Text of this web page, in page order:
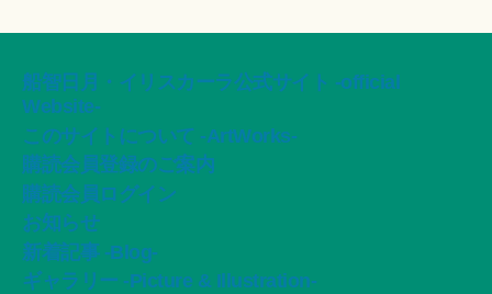
船智日月・イリスカーラ公式サイト -official
Website-
このサイトについて -ArtWorks-
購読会員登録のご案内
購読会員ログイン
お知らせ
新着記事 -Blog-
ギャラリー -Picture & Illustration-